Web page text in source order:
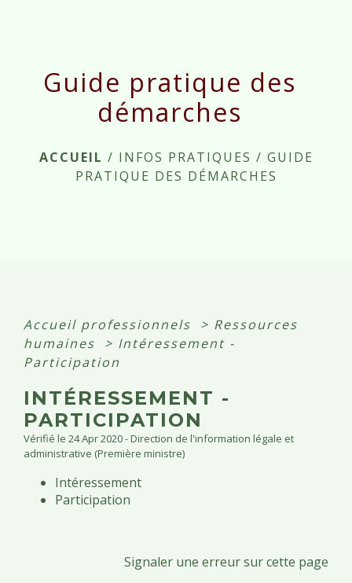
Guide pratique des
démarches
ACCUEIL / INFOS PRATIQUES / GUIDE
PRATIQUE DES DÉMARCHES
Accueil professionnels > Ressources
humaines
> Intéressement -
Participation
INTÉRESSEMENT -
PARTICIPATION
Vérifié le 24 Apr 2020 - Direction de l'information légale et
administrative (Première ministre)
Intéressement
Participation
Signaler une erreur sur cette page